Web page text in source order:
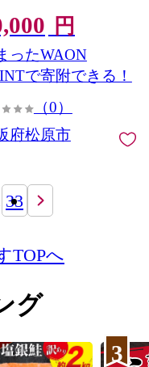
APPURUPAI ア
ル パイ お菓子 洋菓子
子 デザート スイーツ
つ 常温 配送 冬季限定
プレゼント ギフト お
寄せ 手土産 贈答用 贈
円
ったWAON
で寄附できる！
（0）
府松原市
33
TOPへ
グ
3